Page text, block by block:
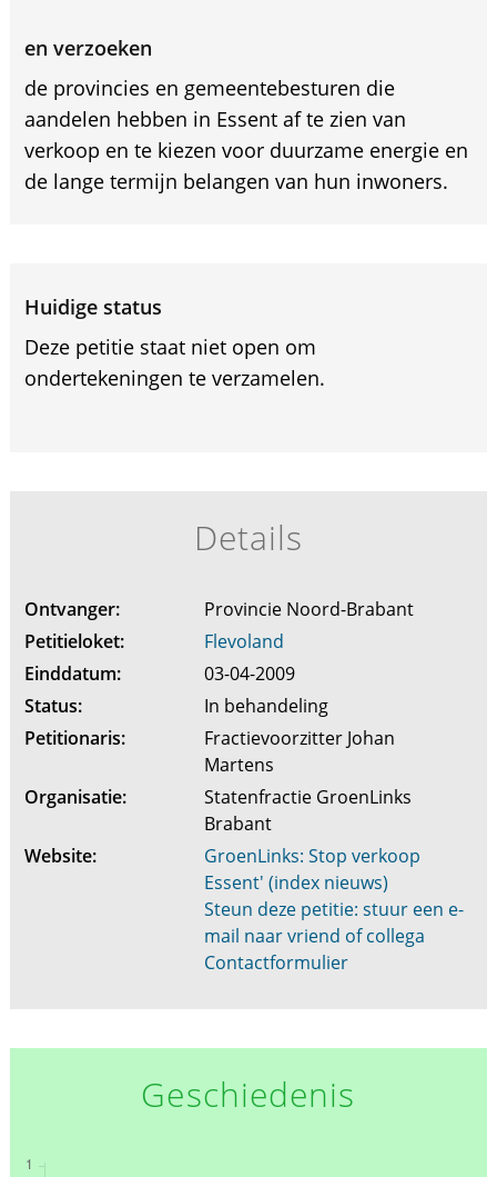
en verzoeken
de provincies en gemeentebesturen die
aandelen hebben in Essent af te zien van
verkoop en te kiezen voor duurzame energie en
de lange termijn belangen van hun inwoners.
Huidige status
Deze petitie staat niet open om
ondertekeningen te verzamelen.
Details
Ontvanger:
Provincie Noord-Brabant
Petitieloket:
Flevoland
Einddatum:
03-04-2009
Status:
In behandeling
Petitionaris:
Fractievoorzitter Johan
Martens
Organisatie:
Statenfractie GroenLinks
Brabant
Website:
GroenLinks: Stop verkoop
Essent' (index nieuws)
Steun deze petitie: stuur een e-
mail naar vriend of collega
Contactformulier
Geschiedenis